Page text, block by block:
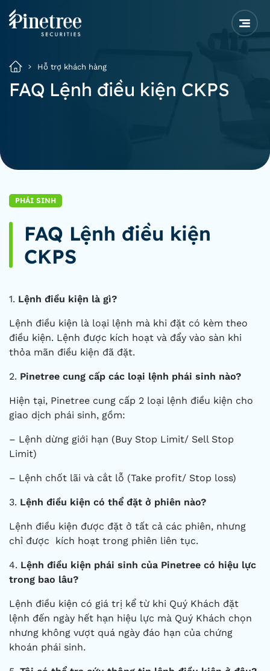
Hỗ trợ khách hàng
FAQ Lệnh điều kiện CKPS
PHÁI SINH
FAQ Lệnh điều kiện
CKPS
1. Lệnh điều kiện là gì?
Lệnh điều kiện là loại lệnh mà khi đặt có kèm theo
điều kiện. Lệnh được kích hoạt và đẩy vào sàn khi
thỏa mãn điều kiện đã đặt.
2. Pinetree cung cấp các loại lệnh phái sinh nào?
Hiện tại, Pinetree cung cấp 2 loại lệnh điều kiện cho
giao dịch phái sinh, gồm:
– Lệnh dừng giới hạn (Buy Stop Limit/ Sell Stop
Limit)
– Lệnh chốt lãi và cắt lỗ (Take profit/ Stop loss)
3. Lệnh điều kiện có thể đặt ở phiên nào?
Lệnh điều kiện được đặt ở tất cả các phiên, nhưng
chỉ được kích hoạt trong phiên liên tục.
4. Lệnh điều kiện phái sinh của Pinetree có hiệu lực
trong bao lâu?
Lệnh điều kiện có giá trị kể từ khi Quý Khách đặt
lệnh đến ngày hết hạn hiệu lực mà Quý Khách chọn
nhưng không vượt quá ngày đáo hạn của chứng
khoán phái sinh.